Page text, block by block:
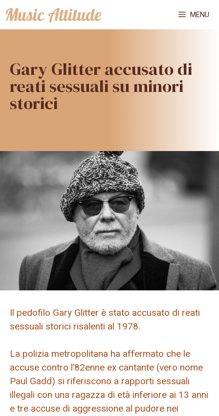
Vai
al
MENU
Gary Glitter accusato di
reati sessuali su minori
storici
Il pedofilo Gary Glitter è stato accusato di reati
sessuali storici risalenti al 1978.
La polizia metropolitana ha affermato che le
accuse contro l’82enne ex cantante (vero nome
Paul Gadd) si riferiscono a rapporti sessuali
illegali con una ragazza di età inferiore ai 13 anni
e tre accuse di aggressione al pudore nei